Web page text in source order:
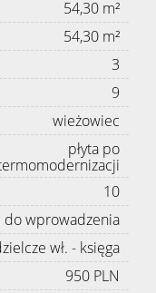
54,30 m²
54,30 m²
3
9
wieżowiec
płyta po
10
do wprowadzenia
wł. - księga
950 PLN